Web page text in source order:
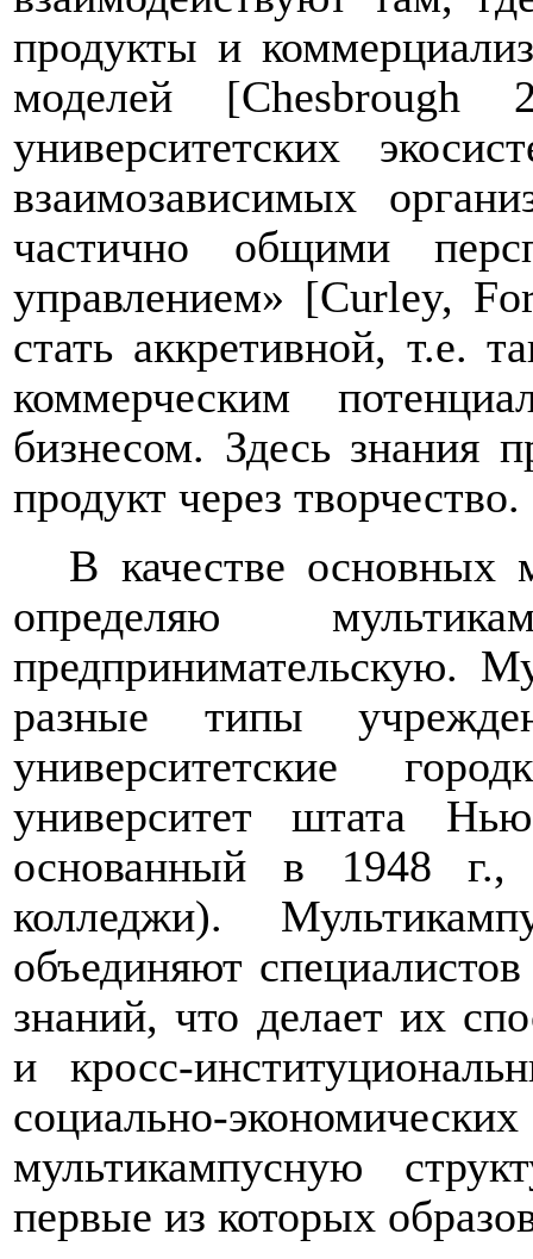
продукты и
моделей [Chesbrough
университетских
взаимозависимых
частично общими
управлением» [Curley,
стать аккретивной, т.е.
коммерческим
бизнесом. Здесь знания
продукт через творчество.
В качестве основных
определяю
предпринимательскую.
разные типы
университетские
университет штата
основанный в 1948 г.,
колледжи).
объединяют
знаний, что делает их
и кросс-
социально-
мультикампусную
первые из которых